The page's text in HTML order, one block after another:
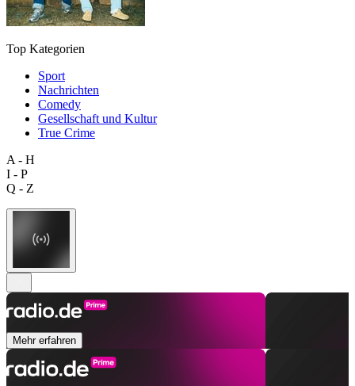
Top Kategorien
Sport
Nachrichten
Comedy
Gesellschaft und Kultur
True Crime
A - H
I - P
Q - Z
Mehr erfahren